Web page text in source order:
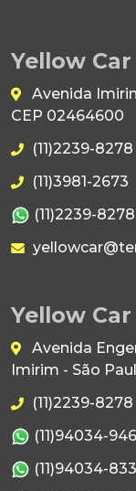
Yellow
Avenida
CEP 02464600
(11)2239-8278
(11)3981-2673
(11)2239-8278
Yellow
Avenida
Imirim - São
(11)2239-8278
(11)94034-
(11)94034-